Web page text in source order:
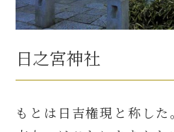
日之宮神社
もとは日吉権現と称し